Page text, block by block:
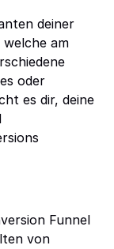
deiner
am
oder
es dir, deine
Funnel
von